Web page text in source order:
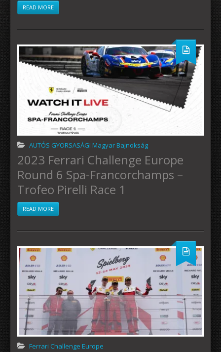
READ MORE
AUTÓS GYORSASÁGI Magyar Bajnokság
2023 Ferrari Challenge Europe
Round 6 Spa-Francorchamps –
Trofeo Pirelli Race 1
READ MORE
Ferrari Challenge Europe